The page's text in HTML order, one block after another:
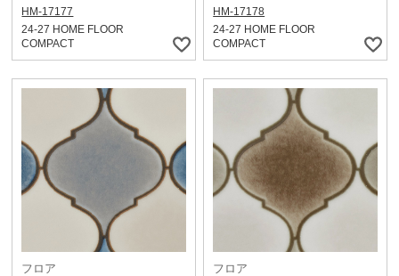
HM-17177
24-27 HOME FLOOR
COMPACT
HM-17178
24-27 HOME FLOOR
COMPACT
フロア フロア